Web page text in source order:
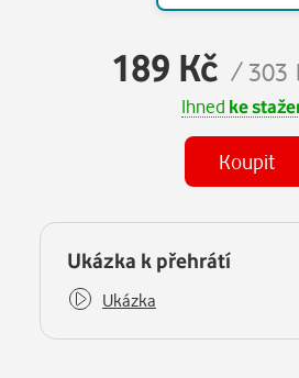
189 Kč / 303
Ihned ke
Koupit
Některé kapitoly již máte
Ukázka k přehrátí
Ukázka